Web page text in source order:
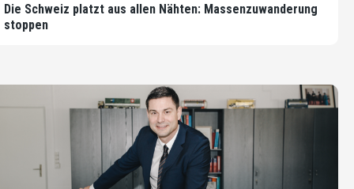
Die Schweiz platzt aus allen Nähten: Massenzuwanderung
stoppen